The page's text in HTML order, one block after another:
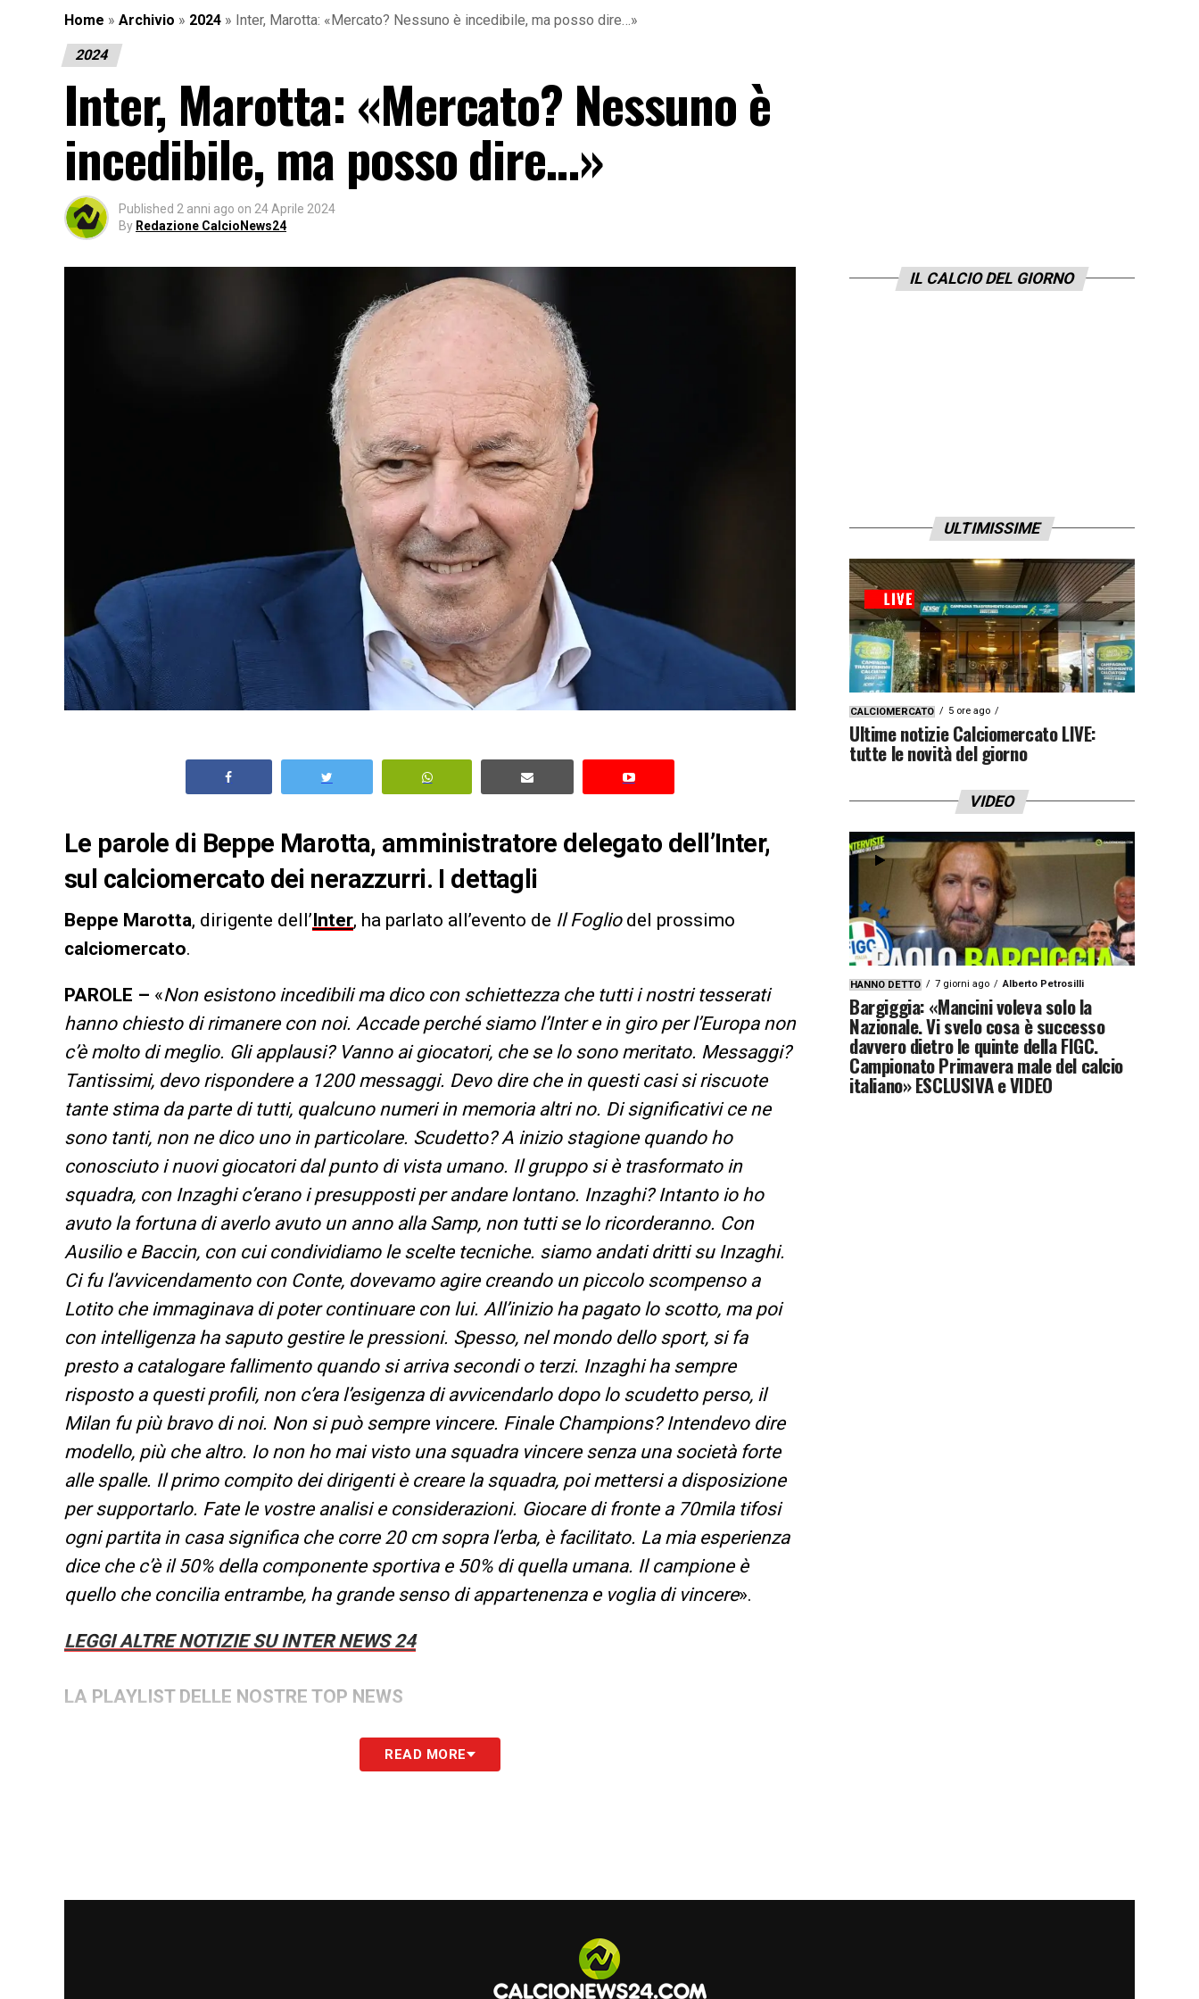
Home » Archivio » 2024 » Inter, Marotta: «Mercato? Nessuno è incedibile, ma posso dire…»
2024
Inter, Marotta: «Mercato? Nessuno è
incedibile, ma posso dire…»
Published 2 anni ago on 24 Aprile 2024
By Redazione CalcioNews24
Le parole di Beppe Marotta, amministratore delegato dell’Inter,
sul calciomercato dei nerazzurri. I dettagli
Beppe Marotta, dirigente dell’Inter, ha parlato all’evento de Il Fogliodel prossimo
calciomercato.
PAROLE – «Non esistono incedibili ma dico con schiettezza che tutti i nostri tesserati
hanno chiesto di rimanere con noi. Accade perché siamo l’Inter e in giro per l’Europa non
c’è molto di meglio. Gli applausi? Vanno ai giocatori, che se lo sono meritato. Messaggi?
Tantissimi, devo rispondere a 1200 messaggi. Devo dire che in questi casi si riscuote
tante stima da parte di tutti, qualcuno numeri in memoria altri no. Di significativi ce ne
sono tanti, non ne dico uno in particolare. Scudetto? A inizio stagione quando ho
conosciuto i nuovi giocatori dal punto di vista umano. Il gruppo si è trasformato in
squadra, con Inzaghi c’erano i presupposti per andare lontano. Inzaghi? Intanto io ho
avuto la fortuna di averlo avuto un anno alla Samp, non tutti se lo ricorderanno. Con
Ausilio e Baccin, con cui condividiamo le scelte tecniche. siamo andati dritti su Inzaghi.
Ci fu l’avvicendamento con Conte, dovevamo agire creando un piccolo scompenso a
Lotito che immaginava di poter continuare con lui. All’inizio ha pagato lo scotto, ma poi
con intelligenza ha saputo gestire le pressioni. Spesso, nel mondo dello sport, si fa
presto a catalogare fallimento quando si arriva secondi o terzi. Inzaghi ha sempre
risposto a questi profili, non c’era l’esigenza di avvicendarlo dopo lo scudetto perso, il
Milan fu più bravo di noi. Non si può sempre vincere. Finale Champions? Intendevo dire
modello, più che altro. Io non ho mai visto una squadra vincere senza una società forte
alle spalle. Il primo compito dei dirigenti è creare la squadra, poi mettersi a disposizione
per supportarlo. Fate le vostre analisi e considerazioni. Giocare di fronte a 70mila tifosi
ogni partita in casa significa che corre 20 cm sopra l’erba, è facilitato. La mia esperienza
dice che c’è il 50% della componente sportiva e 50% di quella umana. Il campione è
quello che concilia entrambe, ha grande senso di appartenenza e voglia di vincere».
LEGGI ALTRE NOTIZIE SU INTER NEWS 24
LA PLAYLIST DELLE NOSTRE TOP NEWS
READ MORE
IL CALCIO DEL GIORNO
ULTIMISSIME
CALCIOMERCATO 5 ore ago
Ultime notizie Calciomercato LIVE:
tutte le novità del giorno
VIDEO
HANNO DETTO 7 giorni ago Alberto Petrosilli
Bargiggia: «Mancini voleva solo la
Nazionale. Vi svelo cosa è successo
davvero dietro le quinte della FIGC.
Campionato Primavera male del calcio
italiano» ESCLUSIVA e VIDEO